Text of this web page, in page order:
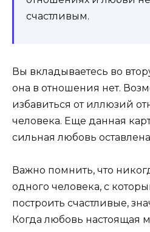
счастливым.
Вы вкладываетесь во
она в отношения нет.
избавиться от иллюзий
человека. Еще данная
сильная любовь
Важно помнить, что
одного человека, с
построить счастливые,
Когда любовь настоящая